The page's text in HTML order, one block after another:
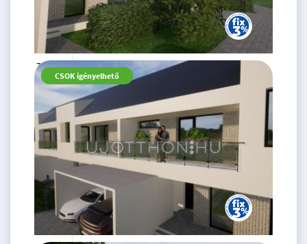
79.14 M
Ft
85 m2
4 szoba
földszint
CSOK igényelhető